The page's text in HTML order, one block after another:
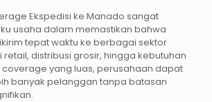
Ekspedisi ke Manado sangat
usaha dalam memastikan bahwa
tepat waktu ke berbagai sektor
retail, distribusi grosir, hingga kebutuhan
coverage yang luas, perusahaan dapat
banyak pelanggan tanpa batasan